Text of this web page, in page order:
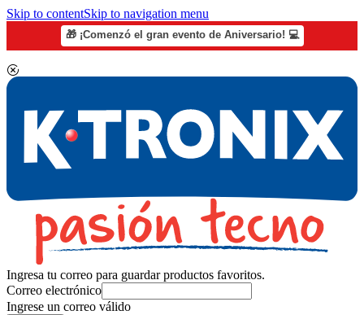
Skip to contentSkip to navigation menu
🎁 ¡Comenzó el gran evento de Aniversario! 💻
Ingresa tu correo para guardar productos favoritos.
Correo electrónico
Ingrese un correo válido